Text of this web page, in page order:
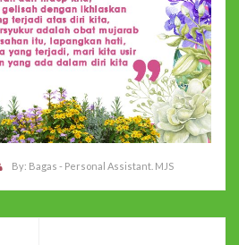
By: Bagas - Personal Assistant. MJS